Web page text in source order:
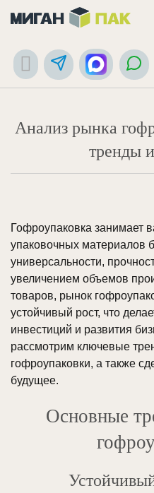
Анализ рынка
тренды
Гофроупаковка занимает
упаковочных материалов
универсальности,
увеличением объемов
товаров, рынок
устойчивый рост, что
инвестиций и развития
рассмотрим ключевые
гофроупаковки, а также
будущее.
Основные